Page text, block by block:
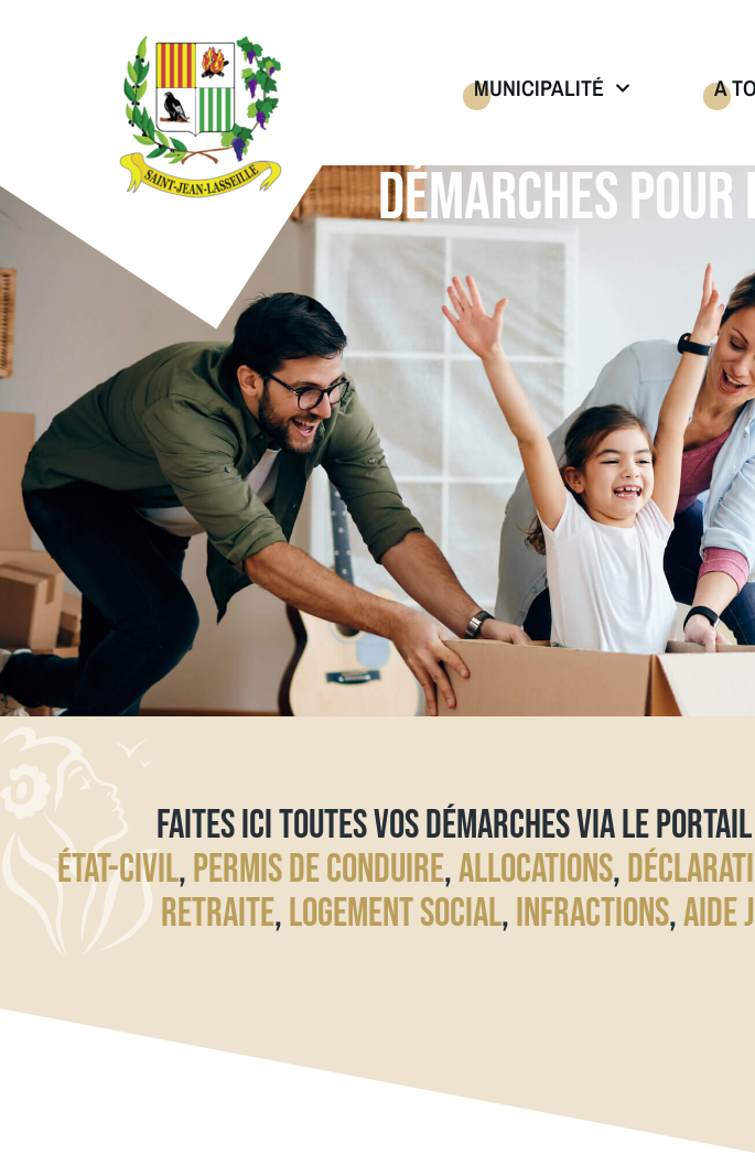
MUNICIPALITÉ A
DÉMARCHES
FAITES ICI TOUTES VOS DÉMARCHES VIA LE
ÉTAT-CIVIL,PERMIS DE CONDUIRE,ALLOCATIONS,
RETRAITE,LOGEMENT SOCIAL,INFRACTIONS,AIDE